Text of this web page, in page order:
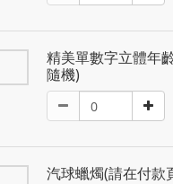
精美單數字立體年
隨機)
汽球蠟燭(請在付款